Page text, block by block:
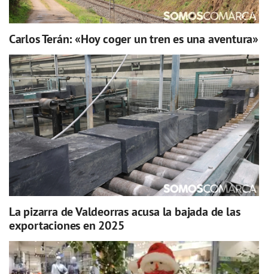
Carlos Terán: «Hoy coger un tren es una aventura»
La pizarra de Valdeorras acusa la bajada de las
exportaciones en 2025